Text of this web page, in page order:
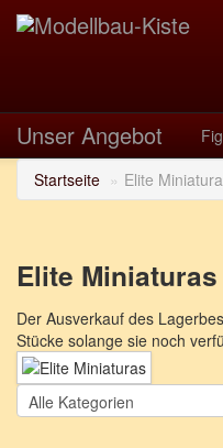
Unser Angebot
Startseite » Elite
Elite Miniaturas
Der Ausverkauf des
Stücke solange sie noch